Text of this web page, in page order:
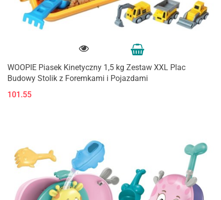
WOOPIE Piasek Kinetyczny 1,5 kg Zestaw XXL Plac
Budowy Stolik z Foremkami i Pojazdami
101.55